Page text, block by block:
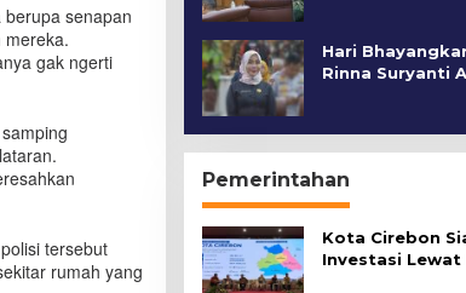
senapan
mereka.
gak ngerti
tersebut
rumah yang
Hari
Rinna Suryanti
Pemerintahan
Kota Cirebon
Investasi Lewat